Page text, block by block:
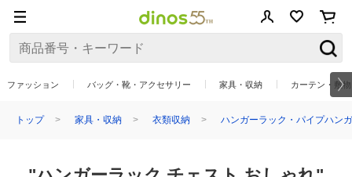
ファッション バッグ・靴・アクセサリー 家具・収納 カーテン・敷
トップ 家具・収納 衣類収納 ハンガーラック・パイプハン